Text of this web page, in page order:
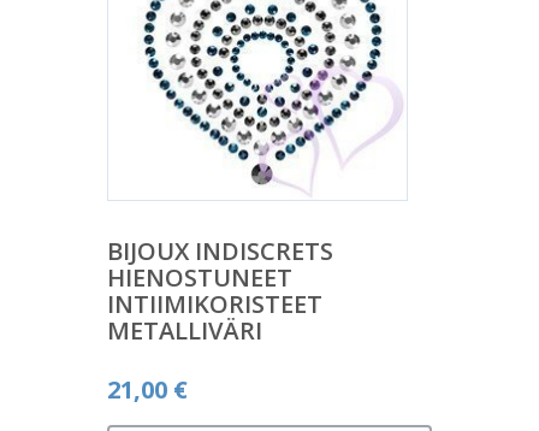
BIJOUX INDISCRETS
HIENOSTUNEET
INTIIMIKORISTEET
METALLIVÄRI
21,00 €